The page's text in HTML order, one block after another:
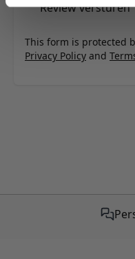
Review versturen
This form is protected
Privacy Policy and